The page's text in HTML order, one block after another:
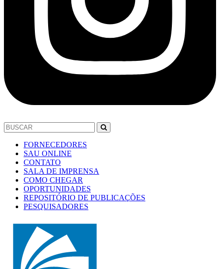
FORNECEDORES
SAU ONLINE
CONTATO
SALA DE IMPRENSA
COMO CHEGAR
OPORTUNIDADES
REPOSITÓRIO DE PUBLICAÇÕES
PESQUISADORES